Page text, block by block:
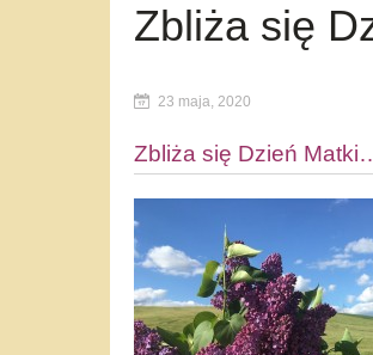
Zbliża się
23 maja, 2020
Zbliża się Dzień